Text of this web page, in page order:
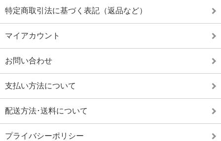
特定商取引法に基づく表記（返品など）
マイアカウント
お問い合わせ
支払い方法について
配送方法･送料について
プライバシーポリシー